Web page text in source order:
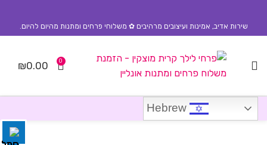
שירות אדיב, אמינות ועיצובים מרהיבים ✿ משלוחי פרחים ומתנות מהיום להיום.
0
₪0.00 visibility_off השבת את ההבזקים
title סמן כותרות
settings צבע רקע